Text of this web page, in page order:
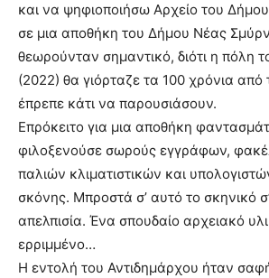
και να ψηφιοποιήσω Αρχείο του
σε μια αποθήκη του Δήμου Νέας
θεωρούνταν σημαντικό, διότι η πόλη
(2022) θα γιόρταζε τα 100 χρόνια από
έπρεπε κάτι να παρουσιάσουν.
Επρόκειτο για μια αποθήκη
φιλοξενούσε σωρούς εγγράφων,
παλιών κλιματιστικών και
σκόνης. Μπροστά σ’ αυτό το σκηνικό
απελπισία. Ένα σπουδαίο αρχειακό
ερριμμένο…
Η εντολή του Αντιδημάρχου ήταν